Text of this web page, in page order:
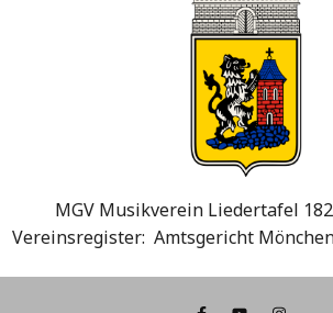
MGV Musikverein Liedertafel
Vereinsregister: Amtsgericht